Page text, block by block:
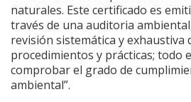
naturales. Este certificado es
través de una auditoria
revisión sistemática y exhaustiva
procedimientos y prácticas; todo
comprobar el grado de
ambiental”.